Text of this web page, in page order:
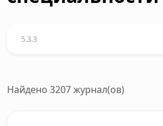
Найдено 3207 журнал(ов)